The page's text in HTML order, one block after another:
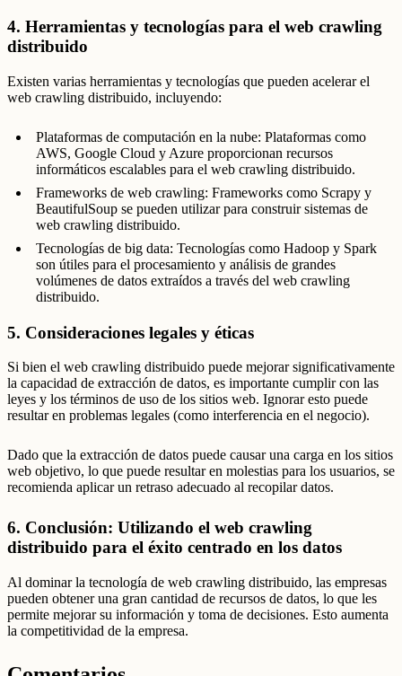
4. Herramientas y tecnologías para el web crawling
distribuido
Existen varias herramientas y tecnologías que pueden acelerar el
web crawling distribuido, incluyendo:
Plataformas de computación en la nube: Plataformas como
AWS, Google Cloud y Azure proporcionan recursos
informáticos escalables para el web crawling distribuido.
Frameworks de web crawling: Frameworks como Scrapy y
BeautifulSoup se pueden utilizar para construir sistemas de
web crawling distribuido.
Tecnologías de big data: Tecnologías como Hadoop y Spark
son útiles para el procesamiento y análisis de grandes
volúmenes de datos extraídos a través del web crawling
distribuido.
5. Consideraciones legales y éticas
Si bien el web crawling distribuido puede mejorar significativamente
la capacidad de extracción de datos, es importante cumplir con las
leyes y los términos de uso de los sitios web. Ignorar esto puede
resultar en problemas legales (como interferencia en el negocio).
Dado que la extracción de datos puede causar una carga en los sitios
web objetivo, lo que puede resultar en molestias para los usuarios, se
recomienda aplicar un retraso adecuado al recopilar datos.
6. Conclusión: Utilizando el web crawling
distribuido para el éxito centrado en los datos
Al dominar la tecnología de web crawling distribuido, las empresas
pueden obtener una gran cantidad de recursos de datos, lo que les
permite mejorar su información y toma de decisiones. Esto aumenta
la competitividad de la empresa.